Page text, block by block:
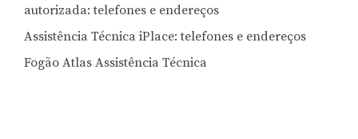
autorizada: telefones e endereços
Assistência Técnica iPlace: telefones e endereços
Fogão Atlas Assistência Técnica